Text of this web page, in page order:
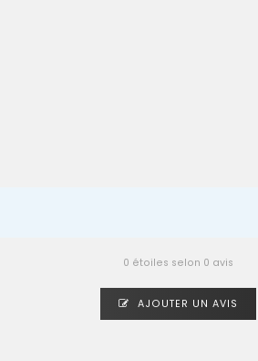
0 étoiles selon 0 avis
AJOUTER UN AVIS